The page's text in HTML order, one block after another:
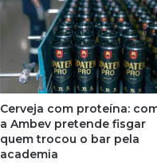
Cerveja com proteína:
a Ambev pretende fisgar
quem trocou o bar pela
academia